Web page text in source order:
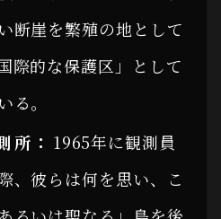
断崖を繁殖の地として
際的な保護区」として
る。
所： 1965年に観測員
、彼らは何を思い、こ